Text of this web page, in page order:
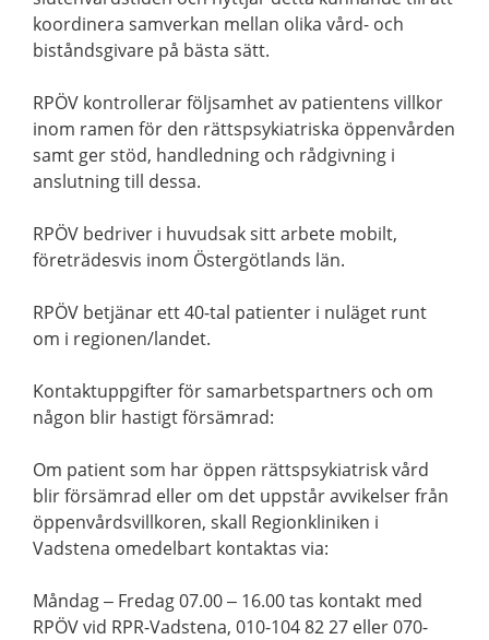
koordinera samverkan mellan olika vård- och
biståndsgivare på bästa sätt.
RPÖV kontrollerar följsamhet av patientens villkor
inom ramen för den rättspsykiatriska öppenvården
samt ger stöd, handledning och rådgivning i
anslutning till dessa.
RPÖV bedriver i huvudsak sitt arbete mobilt,
företrädesvis inom Östergötlands län.
RPÖV betjänar ett 40-tal patienter i nuläget runt
om i regionen/landet.
Kontaktuppgifter för samarbetspartners och om
någon blir hastigt försämrad:
Om patient som har öppen rättspsykiatrisk vård
blir försämrad eller om det uppstår avvikelser från
öppenvårdsvillkoren, skall Regionkliniken i
Vadstena omedelbart kontaktas via:
Måndag – Fredag 07.00 – 16.00 tas kontakt med
RPÖV vid RPR-Vadstena, 010-104 82 27 eller 070-